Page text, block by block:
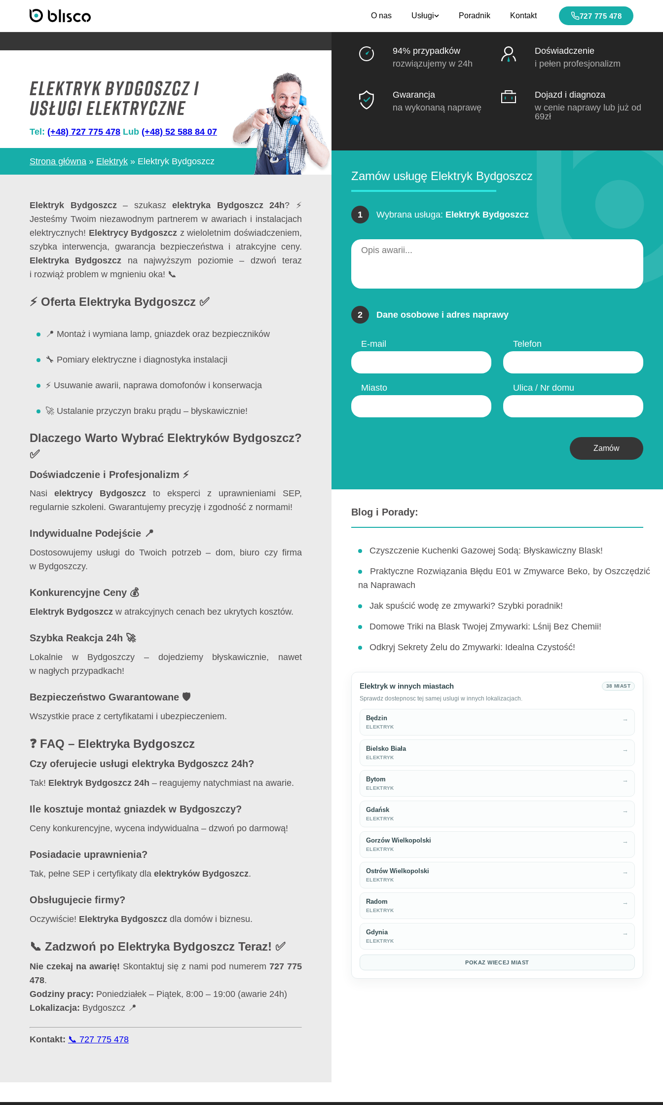
O nas Usługi Poradnik Kontakt 727 775 478
Elektryk Bydgoszcz i
usługi elektryczne
Tel: (+48) 727 775 478 Lub (+48) 52 588 84 07
Strona główna » Elektryk » Elektryk Bydgoszcz
Elektryk Bydgoszcz– szukaszelektryka Bydgoszcz 24h? ⚡
Jesteśmy Twoim niezawodnym partnerem w awariach i instalacjach
elektrycznych! Elektrycy Bydgoszcz z wieloletnim doświadczeniem,
szybka interwencja, gwarancja bezpieczeństwa i atrakcyjne ceny.
Elektryka Bydgoszcz na najwyższym poziomie – dzwoń teraz
i rozwiąż problem w mgnieniu oka! 📞
⚡ Oferta Elektryka Bydgoszcz ✅
📍 Montaż i wymiana lamp, gniazdek oraz bezpieczników
🔧 Pomiary elektryczne i diagnostyka instalacji
⚡ Usuwanie awarii, naprawa domofonów i konserwacja
🚀 Ustalanie przyczyn braku prądu – błyskawicznie!
Dlaczego Warto Wybrać Elektryków Bydgoszcz?
✅
Doświadczenie i Profesjonalizm ⚡
Nasi elektrycy Bydgoszcz to eksperci z uprawnieniami SEP,
regularnie szkoleni. Gwarantujemy precyzję i zgodność z normami!
Indywidualne Podejście 📍
Dostosowujemy usługi do Twoich potrzeb – dom, biuro czy firma
w Bydgoszczy.
Konkurencyjne Ceny 💰
Elektryk Bydgoszcz w atrakcyjnych cenach bez ukrytych kosztów.
Szybka Reakcja 24h 🚀
Lokalnie w Bydgoszczy – dojedziemy błyskawicznie, nawet
w nagłych przypadkach!
Bezpieczeństwo Gwarantowane 🛡️
Wszystkie prace z certyfikatami i ubezpieczeniem.
❓ FAQ – Elektryka Bydgoszcz
Czy oferujecie usługi elektryka Bydgoszcz 24h?
Tak! Elektryk Bydgoszcz 24h – reagujemy natychmiast na awarie.
Ile kosztuje montaż gniazdek w Bydgoszczy?
Ceny konkurencyjne, wycena indywidualna – dzwoń po darmową!
Posiadacie uprawnienia?
Tak, pełne SEP i certyfikaty dla elektryków Bydgoszcz.
Obsługujecie firmy?
Oczywiście! Elektryka Bydgoszcz dla domów i biznesu.
📞 Zadzwoń po Elektryka Bydgoszcz Teraz! ✅
Nie czekaj na awarię! Skontaktuj się z nami pod numerem 727 775
478.
Godziny pracy: Poniedziałek – Piątek, 8:00 – 19:00 (awarie 24h)
Lokalizacja: Bydgoszcz 📍
Kontakt: 📞 727 775 478
94% przypadków
rozwiązujemy w 24h
Doświadczenie
i pełen profesjonalizm
Gwarancja
na wykonaną naprawę
Dojazd i diagnoza
w cenie naprawy lub już od
69zł
Zamów usługę Elektryk Bydgoszcz
1 Wybrana usługa: Elektryk Bydgoszcz
2 Dane osobowe i adres naprawy
E-mail Telefon
Miasto Ulica / Nr domu
Zamów
Blog i Porady:
Czyszczenie Kuchenki Gazowej Sodą: Błyskawiczny Blask!
Praktyczne Rozwiązania Błędu E01 w Zmywarce Beko, by Oszczędzić
na Naprawach
Jak spuścić wodę ze zmywarki? Szybki poradnik!
Domowe Triki na Blask Twojej Zmywarki: Lśnij Bez Chemii!
Odkryj Sekrety Żelu do Zmywarki: Idealna Czystość!
Elektryk w innych miastach 38 MIAST
Sprawdz dostepnosc tej samej uslugi w innych lokalizacjach.
Będzin
ELEKTRYK
→
Bielsko Biała
ELEKTRYK
→
Bytom
ELEKTRYK
→
Gdańsk
ELEKTRYK
→
Gorzów Wielkopolski
ELEKTRYK
→
Ostrów Wielkopolski
ELEKTRYK
→
Radom
ELEKTRYK
→
Gdynia
ELEKTRYK
→
POKAZ WIECEJ MIAST